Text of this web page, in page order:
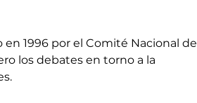
1996 por el Comité Nacional de
los debates en torno a la